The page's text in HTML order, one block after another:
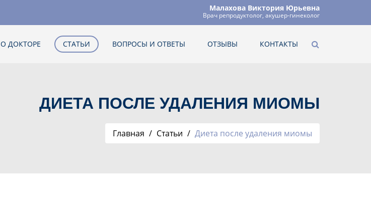
Малахова Виктория Юрьевна
Врач репродуктолог, акушер-гинеколог
О ДОКТОРЕ СТАТЬИ ВОПРОСЫ И ОТВЕТЫ ОТЗЫВЫ КОНТАКТЫ
ДИЕТА ПОСЛЕ УДАЛЕНИЯ МИОМЫ
Главная Статьи Диета после удаления миомы